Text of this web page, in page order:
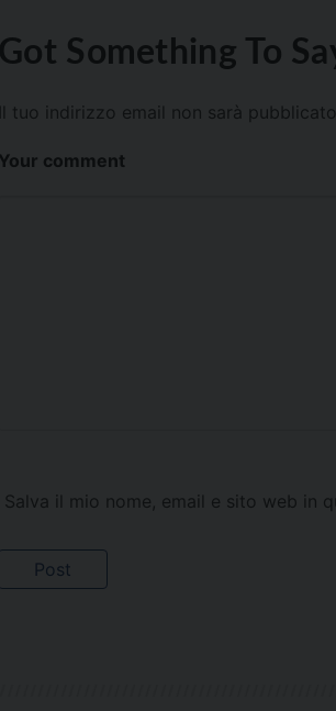
Got Something To
Il tuo indirizzo email non sarà pubblicato.
Your comment
Salva il mio nome, email e sito web in